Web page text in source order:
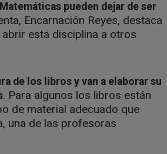
pueden dejar de ser
Encarnación Reyes, destaca
esta disciplina a otros
de los libros y van a elaborar su
. Para algunos los libros están
de material adecuado que
una de las profesoras